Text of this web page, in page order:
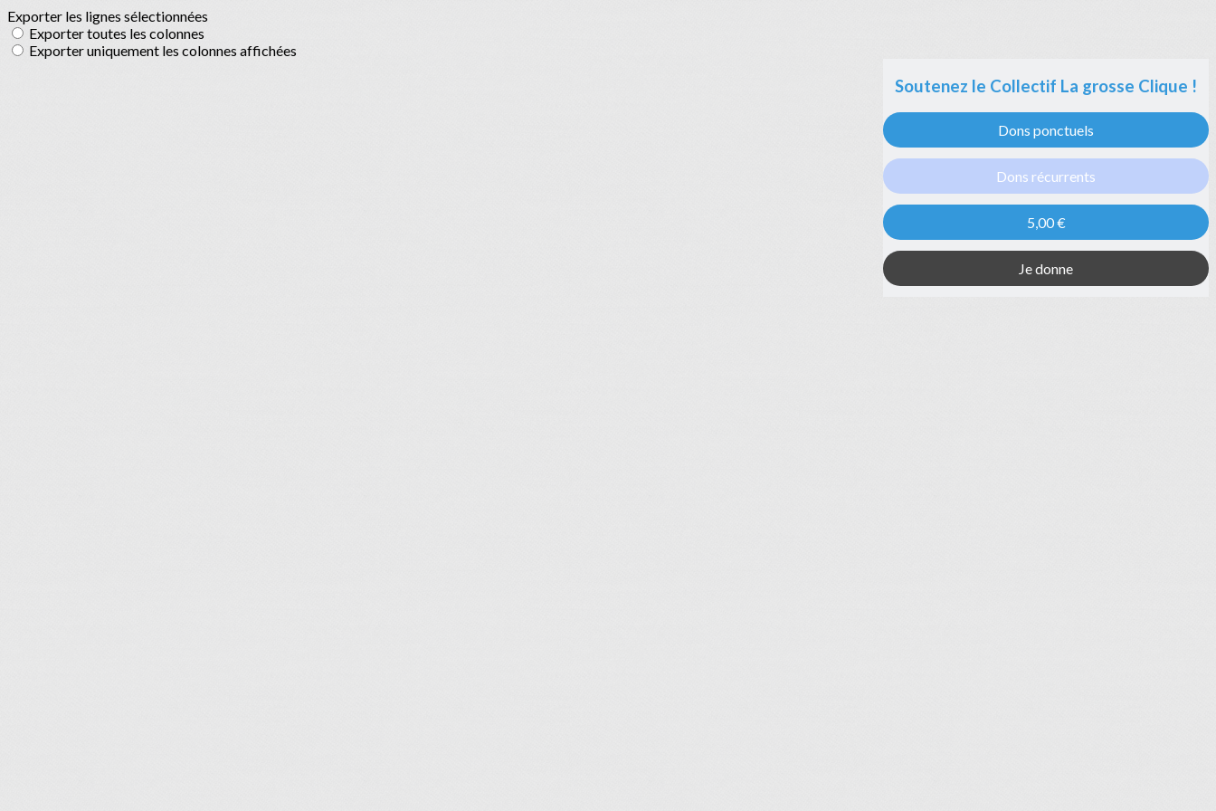
Exporter les lignes sélectionnées
Exporter toutes les colonnes
Exporter uniquement les colonnes affichées
Soutenez le Collectif La grosse Clique !
Dons ponctuels
Dons récurrents
5,00 €
Je donne